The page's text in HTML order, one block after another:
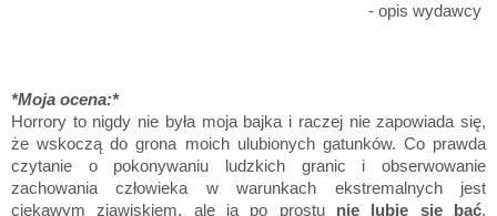
- opis wydawcy
*Moja ocena:*
Horrory to nigdy nie była moja bajka i raczej nie zapowiada się,
że wskoczą do grona moich ulubionych gatunków. Co prawda
czytanie o pokonywaniu ludzkich granic i obserwowanie
zachowania człowieka w warunkach ekstremalnych jest
ciekawym zjawiskiem, ale ja po prostu nie lubię się bać.